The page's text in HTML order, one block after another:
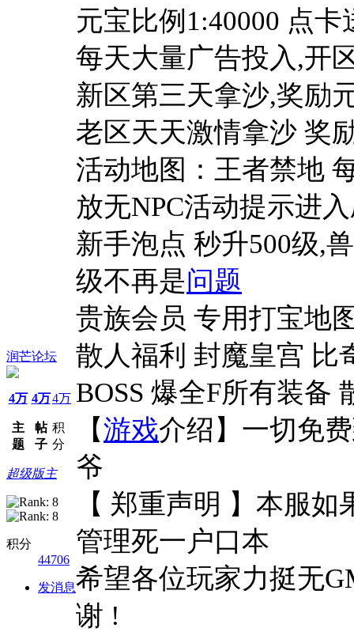
润芒论坛
4万
主
题
4万
帖
子
4万
积
分
超级版主
积分
44706
发消息
元宝比例1:40000 点卡
每天大量广告投入,开
新区第三天拿沙,奖励
老区天天激情拿沙 奖
活动地图：王者禁地
放无NPC活动提示进
新手泡点 秒升500级,
级不再是问题
贵族会员 专用打宝地
散人福利 封魔皇宫 比
BOSS 爆全F所有装备
【游戏介绍】一切免
爷
【 郑重声明 】本服
管理死一户口本
希望各位玩家力挺无
谢 !